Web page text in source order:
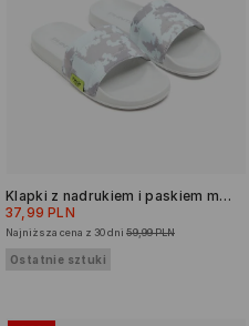
Klapki z nadrukiem i paskiem moro
37,99 PLN
Najniższa cena z 30 dni 59,99 PLN
Ostatnie sztuki